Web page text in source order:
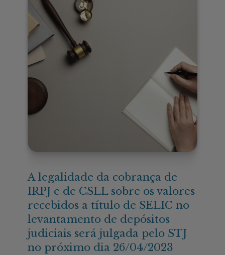
A legalidade da cobrança de
IRPJ e de CSLL sobre os valores
recebidos a título de SELIC no
levantamento de depósitos
judiciais será julgada pelo STJ
no próximo dia 26/04/2023